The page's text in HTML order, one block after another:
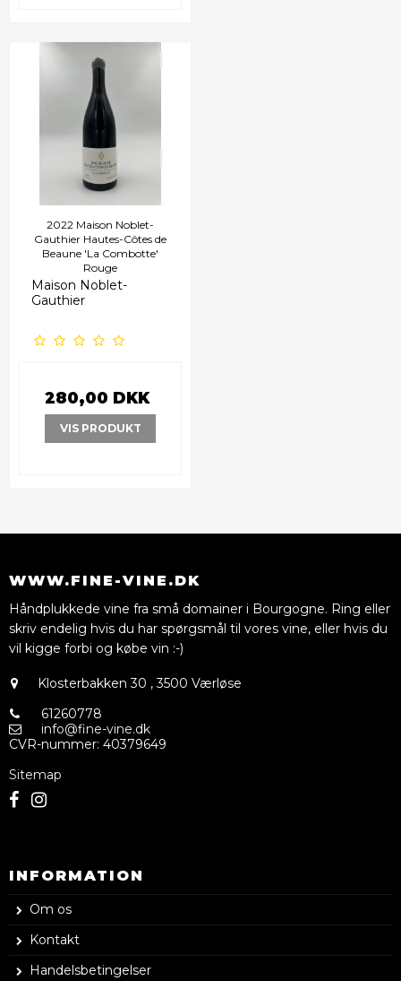
2022 Maison Noblet-
Gauthier Hautes-Côtes de
Beaune 'La Combotte'
Rouge
Maison Noblet-
Gauthier
280,00 DKK
VIS PRODUKT
WWW.FINE-VINE.DK
Håndplukkede vine fra små domainer i Bourgogne. Ring eller
skriv endelig hvis du har spørgsmål til vores vine, eller hvis du
vil kigge forbi og købe vin :-)
Klosterbakken 30 ,3500 Værløse
61260778
info@fine-vine.dk
CVR-nummer: 40379649
Sitemap
INFORMATION
Om os
Kontakt
Handelsbetingelser